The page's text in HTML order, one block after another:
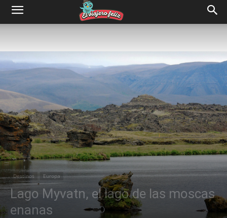
Destinos Europa
Lago Myvatn, el lago de las moscas
enanas